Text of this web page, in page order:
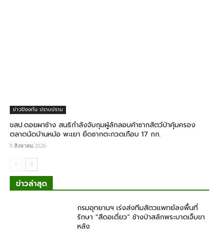
ข่าวป้องกัน ปราบปราม
ขสป.ดอยผาช้าง สนธิกำลังจับกุมผู้ลักลอบค้าซากสัตว์ป่าคุ้มครอง
ตลาดนัดบ้านหม้อ พะเยา ยึดซากตะกวดเกือบ 17 กก.
9 สิงหาคม 2026
ข่าวล่าสุด
กรมอุทยานฯ เร่งส่งทีมสัตวแพทย์ลงพื้นที่
รักษา “สีดอเดี่ยว” ช้างป่าสลักพระบาดเจ็บขา
หลัง